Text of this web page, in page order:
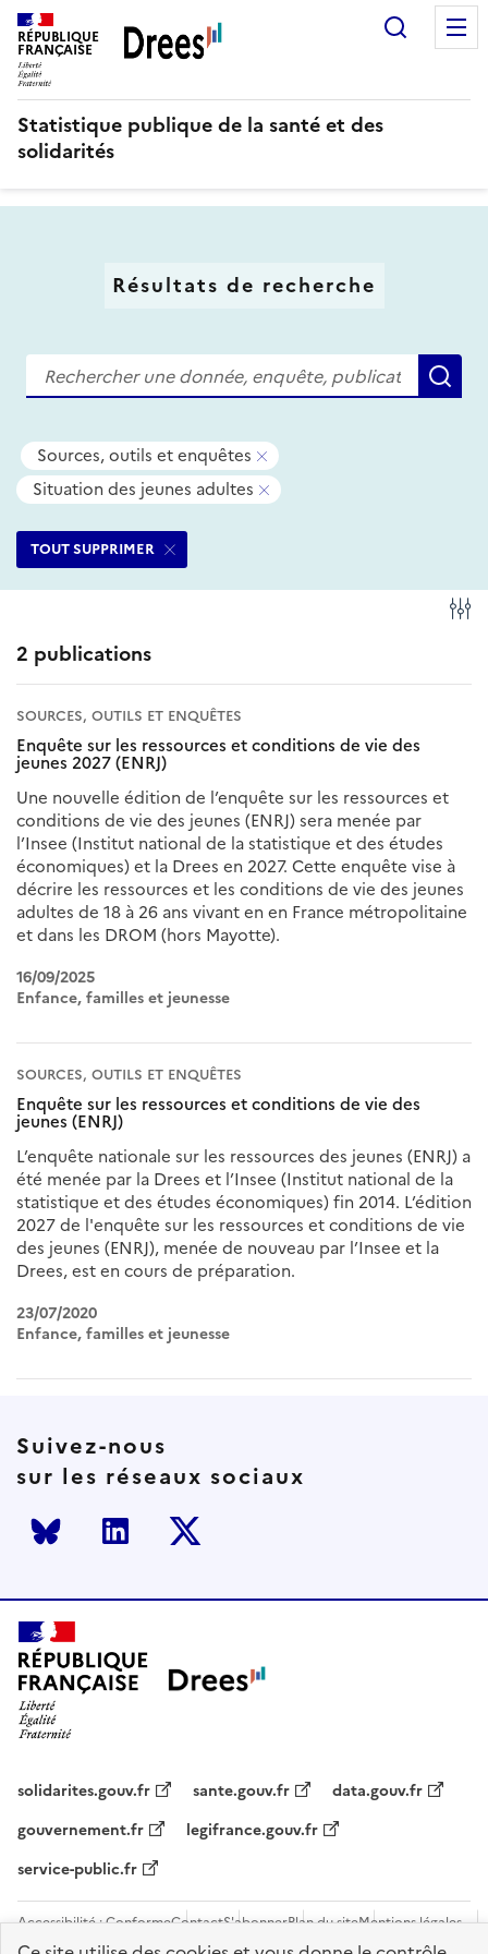
Aller
au
contenu
principal
RÉPUBLIQUE
FRANÇAISE
Statistique publique de la santé et des
solidarités
Résultats de recherche
Recherche
Tous
les
filtres
Sources, outils et enquêtes
Situation des jeunes adultes
TOUT SUPPRIMER
2 publications
SOURCES, OUTILS ET ENQUÊTES
Enquête sur les ressources et conditions de vie des
jeunes 2027 (ENRJ)
Une nouvelle édition de l’enquête sur les ressources et
conditions de vie des jeunes (ENRJ) sera menée par
l’Insee (Institut national de la statistique et des études
économiques) et la Drees en 2027. Cette enquête vise à
décrire les ressources et les conditions de vie des jeunes
adultes de 18 à 26 ans vivant en en France métropolitaine
et dans les DROM (hors Mayotte).
16/09/2025
Enfance, familles et jeunesse
SOURCES, OUTILS ET ENQUÊTES
Enquête sur les ressources et conditions de vie des
jeunes (ENRJ)
L’enquête nationale sur les ressources des jeunes (ENRJ) a
été menée par la Drees et l’Insee (Institut national de la
statistique et des études économiques) fin 2014. L’édition
2027 de l'enquête sur les ressources et conditions de vie
des jeunes (ENRJ), menée de nouveau par l’Insee et la
Drees, est en cours de préparation.
23/07/2020
Enfance, familles et jeunesse
Suivez-nous
sur les réseaux sociaux
Bluesky LinkedInTwitter
solidarites.gouv.fr sante.gouv.fr
data.gouv.fr
gouvernement.fr
legifrance.gouv.fr
service-public.fr
Accessibilité : ConformeContactS'abonnerPlan du siteMentions légales
Flux RSSRecrutements